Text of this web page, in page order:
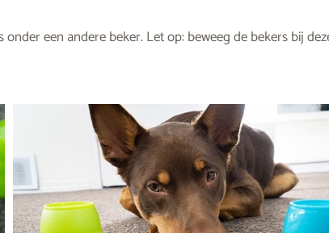
een andere beker. Let op: beweeg de bekers bij